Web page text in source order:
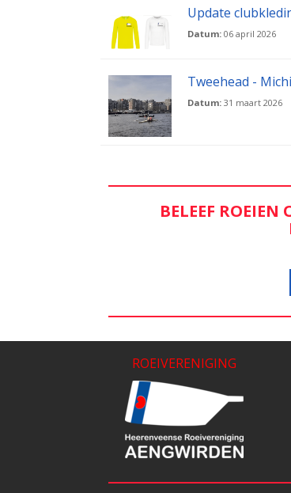
Update
Datum: 06 april 2026
Tweehead -
Datum: 31 maart 2026
BELEEF ROEIEN
ROEIVERENIGING